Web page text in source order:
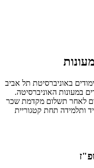
באוניברסיטת תל אביב
במעונות האוניברסיטה.
לאחר תשלום מקדמת שכר
ותלמידה תחת קטגוריית